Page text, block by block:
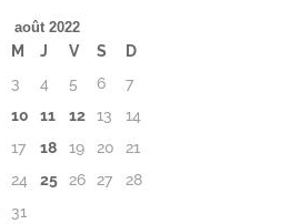
août 2022
M J V S
D
3 4 5 6
7
10 11 12 13
14
17 18 19 20
21
24 25 26 27
28
31